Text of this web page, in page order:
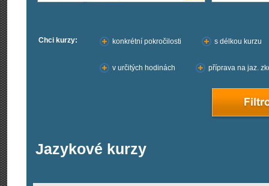
SJZ hl. města Prahy
Chci kurzy: konkrétní pokročilosti s délkou kurzu
v určitých hodinách příprava na jaz.
Jazykové kurzy